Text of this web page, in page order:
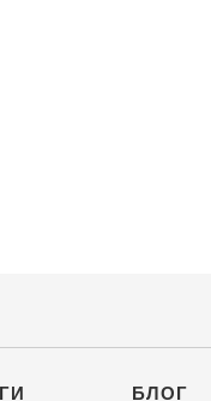
БЛОГ